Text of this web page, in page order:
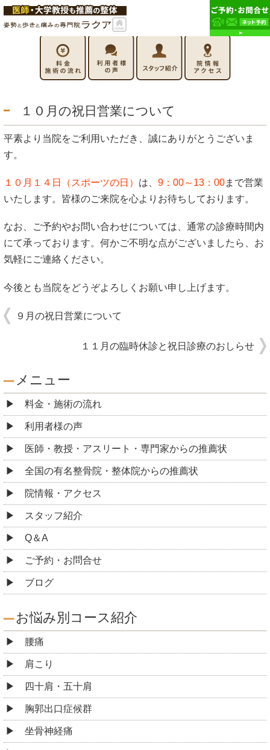
１０月の祝日営業について
平素より当院をご利用いただき、誠にありがとうございま
す。
１０月１４日（スポーツの日） は、 9：00～13：00まで営業
いたします。皆様のご来院を心よりお待ちしております。
なお、ご予約やお問い合わせについては、通常の診療時間内
にて承っております。何かご不明な点がございましたら、お
気軽にご連絡ください。
今後とも当院をどうぞよろしくお願い申し上げます。
９月の祝日営業について
１１月の臨時休診と祝日診療のおしらせ
メニュー
料金・施術の流れ
利用者様の声
医師・教授・アスリート・専門家からの推薦状
全国の有名整骨院・整体院からの推薦状
院情報・アクセス
スタッフ紹介
Q＆A
ご予約・お問合せ
ブログ
お悩み別コース紹介
腰痛
肩こり
四十肩・五十肩
胸郭出口症候群
坐骨神経痛